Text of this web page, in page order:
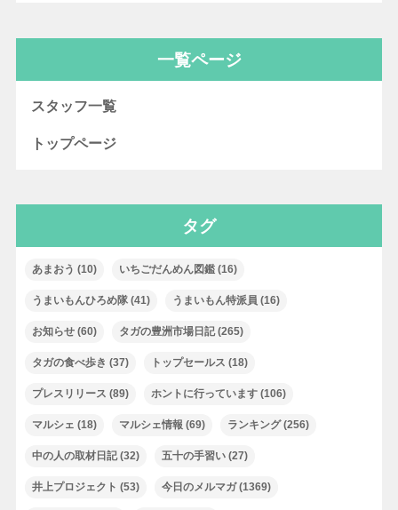
一覧ページ
スタッフ一覧
トップページ
タグ
あまおう (10) いちごだんめん図鑑(16)
うまいもんひろめ隊(41) うまいもん特派員 (16)
お知らせ(60) タガの豊洲市場日記(265)
タガの食べ歩き (37) トップセールス (18)
プレスリリース (89) ホントに行っています(106)
マルシェ (18) マルシェ情報 (69) ランキング(256)
中の人の取材日記(32) 五十の手習い(27)
井上プロジェクト (53) 今日のメルマガ(1369)